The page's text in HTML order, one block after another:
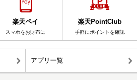
楽天ペイ
スマホをお財布に
楽天PointClub
手軽にポイントを確認
アプリ一覧